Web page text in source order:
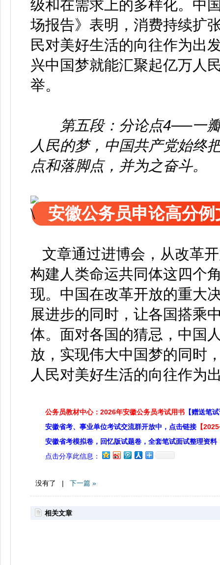
级和在需求上的多样化。中
场报告》表明，消费持续扩
民对美好生活的向往作为出
兴中国梦就能汇聚起亿万人
举。
第五段：分论点4──一
人民的梦，中国共产党始终
点和落脚点，并为之奋斗。
安徽公务员申论高分例
文章通过进博会，从改革
构建人类命运共同体这四个
现。中国在改革开放的重大
展进步的同时，让各国搭乘
体。面对各国的猜忌，中国
放，实现伟大中国梦的同时
人民对美好生活的向往作为
公务员教材中心：2026年安徽公务员考试用书 【赠送笔
安徽省考、事业单位考试交流群开放中，点击链接 【
安徽省考模拟卷，回忆版试题卷，全套笔试面试整理资料
点击分享此信息：
没有了 | 下一篇 »
相关文章